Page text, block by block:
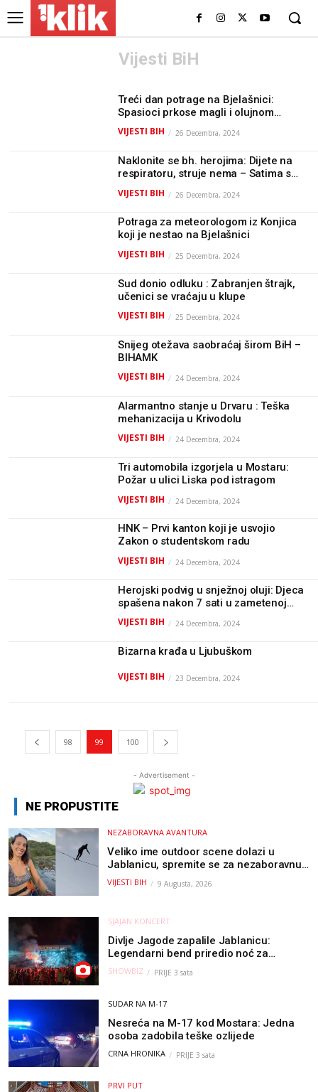
Vijesti BiH
Treći dan potrage na Bjelašnici:
Spasioci prkose magli i olujnom
vjetru
VIJESTI BIH 26 Decembra, 2024
Naklonite se bh. herojima: Dijete na
respiratoru, struje nema – Satima su
VIJESTI BIH 26 Decembra, 2024
Potraga za meteorologom iz Konjica
koji je nestao na Bjelašnici
VIJESTI BIH 25 Decembra, 2024
Sud donio odluku : Zabranjen štrajk,
učenici se vraćaju u klupe
VIJESTI BIH 25 Decembra, 2024
Snijeg otežava saobraćaj širom BiH –
BIHAMK
VIJESTI BIH 24 Decembra, 2024
Alarmantno stanje u Drvaru : Teška
mehanizacija u Krivodolu
VIJESTI BIH 24 Decembra, 2024
Tri automobila izgorjela u Mostaru:
Požar u ulici Liska pod istragom
VIJESTI BIH 24 Decembra, 2024
HNK – Prvi kanton koji je usvojio
Zakon o studentskom radu
VIJESTI BIH 24 Decembra, 2024
Herojski podvig u snježnoj oluji: Djeca
spašena nakon 7 sati u zametenoj
koloni!
VIJESTI BIH 24 Decembra, 2024
Bizarna krađa u Ljubuškom
VIJESTI BIH 23 Decembra, 2024
98 99 100
- Advertisement -
NE PROPUSTITE
NEZABORAVNA AVANTURA
Veliko ime outdoor scene dolazi u
Jablanicu, spremite se za nezaboravnu
avanturu (VIDEO) !
VIJESTI BIH 9 Augusta, 2026
SJAJAN KONCERT
Divlje Jagode zapalile Jablanicu:
Legendarni bend priredio noć za
pamćenje
SHOWBIZ PRIJE 3 sata
SUDAR NA M-17
Nesreća na M-17 kod Mostara: Jedna
osoba zadobila teške ozlijede
CRNA HRONIKA PRIJE 3 sata
PRVI PUT